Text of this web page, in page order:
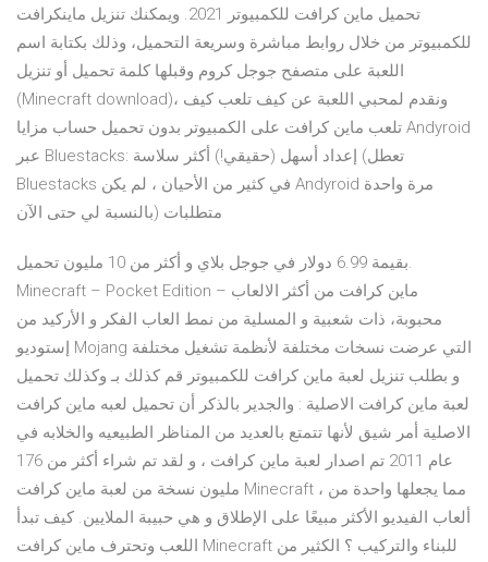
تحميل ماين كرافت للكمبيوتر 2021. ويمكنك تنزيل ماينكرافت
للكمبيوتر من خلال روابط مباشرة وسريعة التحميل، وذلك بكتابة اسم
اللعبة على متصفح جوجل كروم وقبلها كلمة تحميل أو تنزيل
(Minecraft download)، ونقدم لمحبي اللعبة عن كيف تلعب كيف
تلعب ماين كرافت على الكمبيوتر بدون تحميل حساب مزايا Andyroid
عبر Bluestacks: إعداد أسهل (حقيقي!) أكثر سلاسة (تعطل
Bluestacks في كثير من الأحيان ، لم يكن Andyroid مرة واحدة
بالنسبة لي حتى الآن) متطلبات
بقيمة 6.99 دولار في جوجل بلاي و أكثر من 10 مليون تحميل.
Minecraft – Pocket Edition – ماين كرافت من أكثر الالعاب
محبوبة، ذات شعبية و المسلية من نمط العاب الفكر و الأركيد من
إستوديو Mojang التي عرضت نسخات مختلفة لأنظمة تشغيل مختلفة
و بطلب تنزيل لعبة ماين كرافت للكمبيوتر قم كذلك بـ وكذلك تحميل
لعبة ماين كرافت الاصلية : والجدير بالذكر أن تحميل لعبه ماين كرافت
الاصلية أمر شيق لأنها تتمتع بالعديد من المناظر الطبيعيه والخلابه في
عام 2011 تم اصدار لعبة ماين كرافت ، و لقد تم شراء أكثر من 176
مليون نسخة من لعبة ماين كرافت Minecraft ، مما يجعلها واحدة من
ألعاب الفيديو الأكثر مبيعًا على الإطلاق و هي حبيبة الملايين. كيف تبدأ
اللعب وتحترف ماين كرافت Minecraft للبناء والتركيب ؟ الكثير من